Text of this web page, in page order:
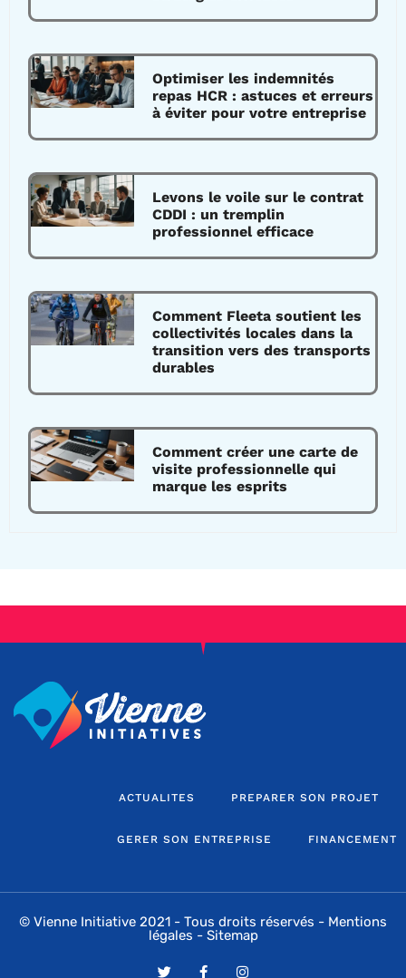
Optimiser les indemnités
repas HCR : astuces et erreurs
à éviter pour votre entreprise
Levons le voile sur le contrat
CDDI : un tremplin
professionnel efficace
Comment Fleeta soutient les
collectivités locales dans la
transition vers des transports
durables
Comment créer une carte de
visite professionnelle qui
marque les esprits
ACTUALITES PREPARER SON PROJET
GERER SON ENTREPRISE FINANCEMENT
© Vienne Initiative 2021 - Tous droits réservés - Mentions
légales - Sitemap